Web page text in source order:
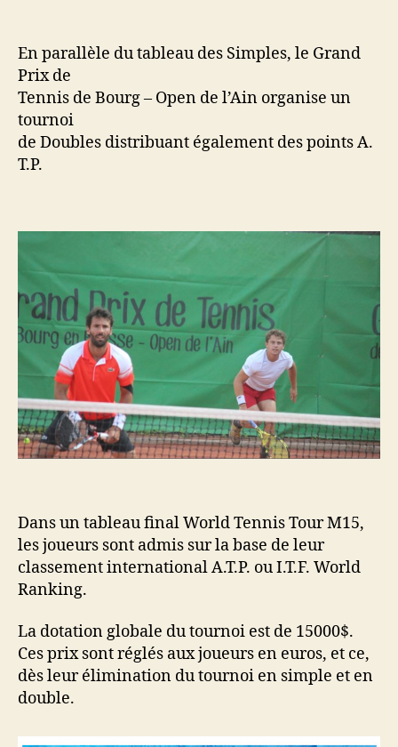
En parallèle du tableau des Simples, le Grand
Prix de
Tennis de Bourg – Open de l’Ain organise un
tournoi
de Doubles distribuant également des points A.
T.P.
Dans un tableau final World Tennis Tour M15,
les joueurs sont admis sur la base de leur
classement international A.T.P. ou I.T.F. World
Ranking.
La dotation globale du tournoi est de 15000$.
Ces prix sont réglés aux joueurs en euros, et ce,
dès leur élimination du tournoi en simple et en
double.